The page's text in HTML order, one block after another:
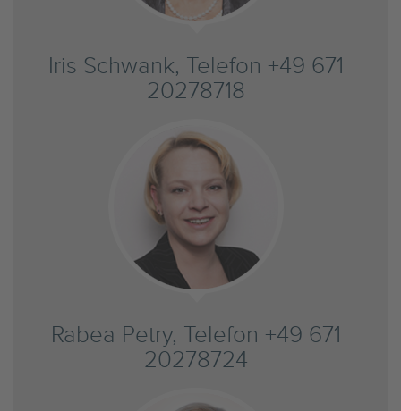
Iris Schwank, Telefon +49 671
20278718
Rabea Petry, Telefon +49 671
20278724